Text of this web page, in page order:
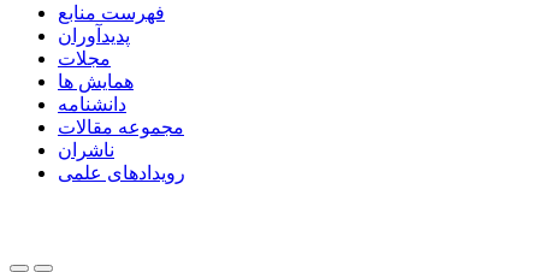
فهرست منابع
پدیدآوران
مجلات
همایش ها
دانشنامه
مجموعه مقالات
ناشران
رویدادهای علمی